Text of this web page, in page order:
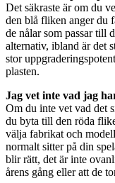
Det säkraste är om du
den blå fliken anger du
de nålar som passar till
alternativ, ibland är det
stor
plasten.
Jag vet inte vad jag
Om du inte vet vad det
du byta till den röda
välja fabrikat och
normalt sitter på din
blir rätt, det är inte
årens gång eller att de